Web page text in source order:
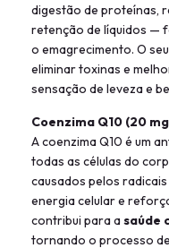
digestão de proteínas,
retenção de líquidos —
o emagrecimento. O
eliminar toxinas e
sensação de leveza e
Coenzima Q10 (20
A coenzima Q10 é um
todas as células do
causados pelos
energia celular e
contribui para asaúde
tornando o processo